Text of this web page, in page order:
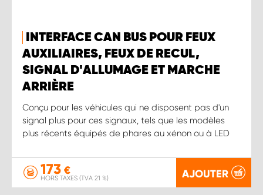
INTERFACE CAN BUS POUR FEUX
AUXILIAIRES, FEUX DE RECUL,
SIGNAL D'ALLUMAGE ET MARCHE
ARRIÈRE
Conçu pour les véhicules qui ne disposent pas d'un
signal plus pour ces signaux, tels que les modèles
plus récents équipés de phares au xénon ou à LED
173 €
HORS TAXES (TVA 21 %) AJOUTER